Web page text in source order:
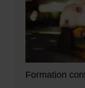
Formation